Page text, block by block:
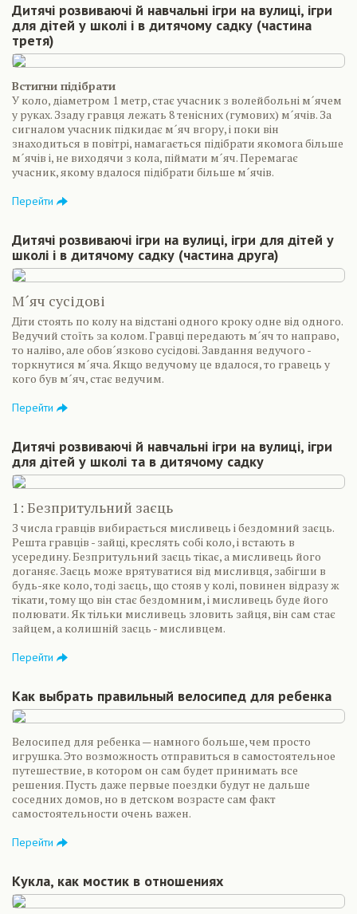
Дитячі розвиваючі й навчальні ігри на вулиці, ігри
для дітей у школі і в дитячому садку (частина
третя)
Встигни підібрати
У коло, діаметром 1 метр, стає учасник з волейбольні м´ячем
у руках. Ззаду гравця лежать 8 тенісних (гумових) м´ячів. За
сигналом учасник підкидає м´яч вгору, і поки він
знаходиться в повітрі, намагається підібрати якомога більше
м´ячів і, не виходячи з кола, піймати м´яч. Перемагає
учасник, якому вдалося підібрати більше м´ячів.
Перейти
Дитячі розвиваючі ігри на вулиці, ігри для дітей у
школі і в дитячому садку (частина друга)
М´яч сусідові
Діти стоять по колу на відстані одного кроку одне від одного.
Ведучий стоїть за колом. Гравці передають м´яч то направо,
то наліво, але обов´язково сусідові. Завдання ведучого -
торкнутися м´яча. Якщо ведучому це вдалося, то гравець у
кого був м´яч, стає ведучим.
Перейти
Дитячі розвиваючі й навчальні ігри на вулиці, ігри
для дітей у школі та в дитячому садку
1: Безпритульний заєць
З числа гравців вибирається мисливець і бездомний заєць.
Решта гравців - зайці, креслять собі коло, і встають в
усередину. Безпритульний заєць тікає, а мисливець його
доганяє. Заєць може врятуватися від мисливця, забігши в
будь-яке коло, тоді заєць, що стояв у колі, повинен відразу ж
тікати, тому що він стає бездомним, і мисливець буде його
полювати. Як тільки мисливець зловить зайця, він сам стає
зайцем, а колишній заєць - мисливцем.
Перейти
Как выбрать правильный велосипед для ребенка
Велосипед для ребенка — намного больше, чем просто
игрушка. Это возможность отправиться в самостоятельное
путешествие, в котором он сам будет принимать все
решения. Пусть даже первые поездки будут не дальше
соседних домов, но в детском возрасте сам факт
самостоятельности очень важен.
Перейти
Кукла, как мостик в отношениях